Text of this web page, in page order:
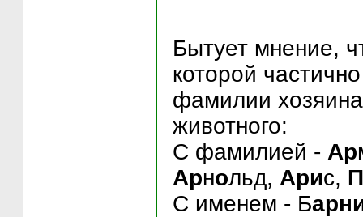
Бытует мнение,
которой
фамилии
животного:
С фамилией - Ар
Арнольд, Арис,
С именем - Б